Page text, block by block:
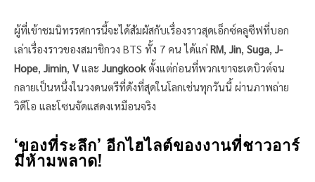
ผู้ที่เข้าชมนิทรรศการนี้จะได้สัมผัสกับเรื่องราวสุดเอ็กซ์คลูซีฟที่บอก
เล่าเรื่องราวของสมาชิกวง BTS ทั้ง 7 คน ได้แก่ RM Jin Suga J-
Hope Jimin Vและ Jungkookตั้งแต่ก่อนที่พวกเขาจะเดบิวต์จน
กลายเป็นหนึ่งในวงดนตรีที่ดังที่สุดในโลกเช่นทุกวันนี้ ผ่านภาพถ่าย
วิดีโอ และโซนจัดแสดงเหมือนจริง
‘ของที่ระลึก’ อีกไฮไลต์ของงานที่ชาวอาร์
มี่ห้ามพลาด!